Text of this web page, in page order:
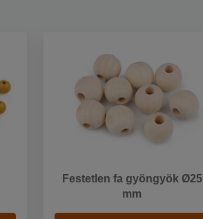
Festetlen fa gyöngyök Ø25
mm